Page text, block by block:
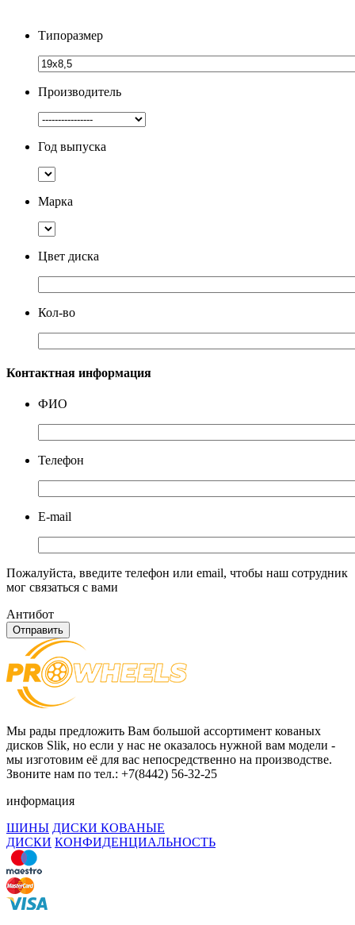
Типоразмер
Производитель
Год выпуска
Марка
Цвет диска
Кол-во
Контактная информация
ФИО
Телефон
E-mail
Пожалуйста, введите телефон или email, чтобы наш сотрудник
мог связаться с вами
Антибот
Отправить
Мы рады предложить Вам большой ассортимент кованых
дисков Slik, но если у нас не оказалось нужной вам модели -
мы изготовим её для вас непосредственно на производстве.
Звоните нам по тел.: +7(8442) 56-32-25
информация
ШИНЫ ДИСКИ КОВАНЫЕ
ДИСКИ КОНФИДЕНЦИАЛЬНОСТЬ